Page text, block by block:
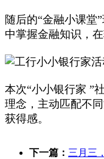
随后的“金融小课堂
中掌握金融知识，
本次“小小银行家 ”
理念，主动匹配不
获得感。
下一篇： 三月三